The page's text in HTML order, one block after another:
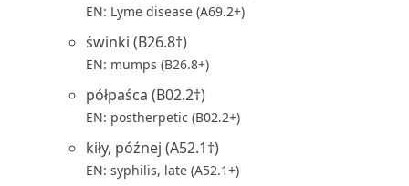
EN: Lyme disease (A69.2+)
świnki (B26.8†)
EN: mumps (B26.8+)
półpaśca (B02.2†)
EN: postherpetic (B02.2+)
kiły, późnej (A52.1†)
EN: syphilis, late (A52.1+)